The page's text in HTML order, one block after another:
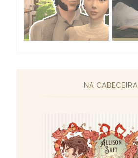
NA CABECEIRA